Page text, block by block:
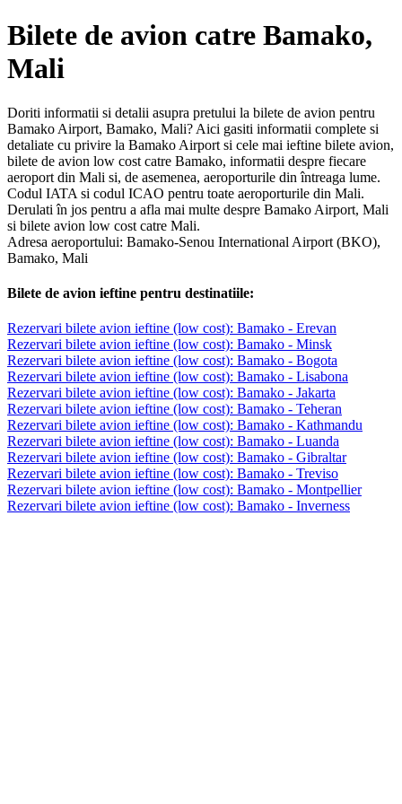
Bilete de avion catre Bamako,
Mali
Doriti informatii si detalii asupra pretului la bilete de avion pentru
Bamako Airport, Bamako, Mali? Aici gasiti informatii complete si
detaliate cu privire la Bamako Airport si cele mai ieftine bilete avion,
bilete de avion low cost catre Bamako, informatii despre fiecare
aeroport din Mali si, de asemenea, aeroporturile din întreaga lume.
Codul IATA si codul ICAO pentru toate aeroporturile din Mali.
Derulati în jos pentru a afla mai multe despre Bamako Airport, Mali
si bilete avion low cost catre Mali.
Adresa aeroportului: Bamako-Senou International Airport (BKO),
Bamako, Mali
Bilete de avion ieftine pentru destinatiile:
Rezervari bilete avion ieftine (low cost): Bamako - Erevan
Rezervari bilete avion ieftine (low cost): Bamako - Minsk
Rezervari bilete avion ieftine (low cost): Bamako - Bogota
Rezervari bilete avion ieftine (low cost): Bamako - Lisabona
Rezervari bilete avion ieftine (low cost): Bamako - Jakarta
Rezervari bilete avion ieftine (low cost): Bamako - Teheran
Rezervari bilete avion ieftine (low cost): Bamako - Kathmandu
Rezervari bilete avion ieftine (low cost): Bamako - Luanda
Rezervari bilete avion ieftine (low cost): Bamako - Gibraltar
Rezervari bilete avion ieftine (low cost): Bamako - Treviso
Rezervari bilete avion ieftine (low cost): Bamako - Montpellier
Rezervari bilete avion ieftine (low cost): Bamako - Inverness